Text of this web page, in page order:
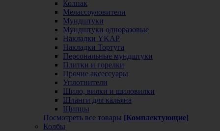
Колпак
Мелассоуловители
Мундштуки
Мундштуки одноразовые
Накладки YKAP
Накладки Тортуга
Персональные мундштуки
Плитки и горелки
Прочие аксессуары
Уплотнители
Шило, вилки и шиловилки
Шланги для кальяна
Щипцы
Посмотреть все товары [Комплектующие]
Колбы